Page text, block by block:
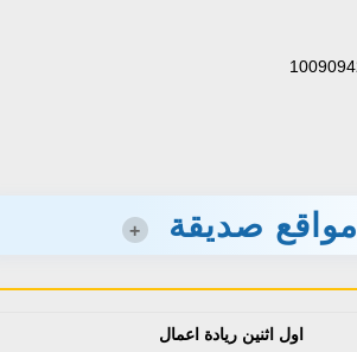
مواقع صديقة +
اول اثنين ريادة اعمال